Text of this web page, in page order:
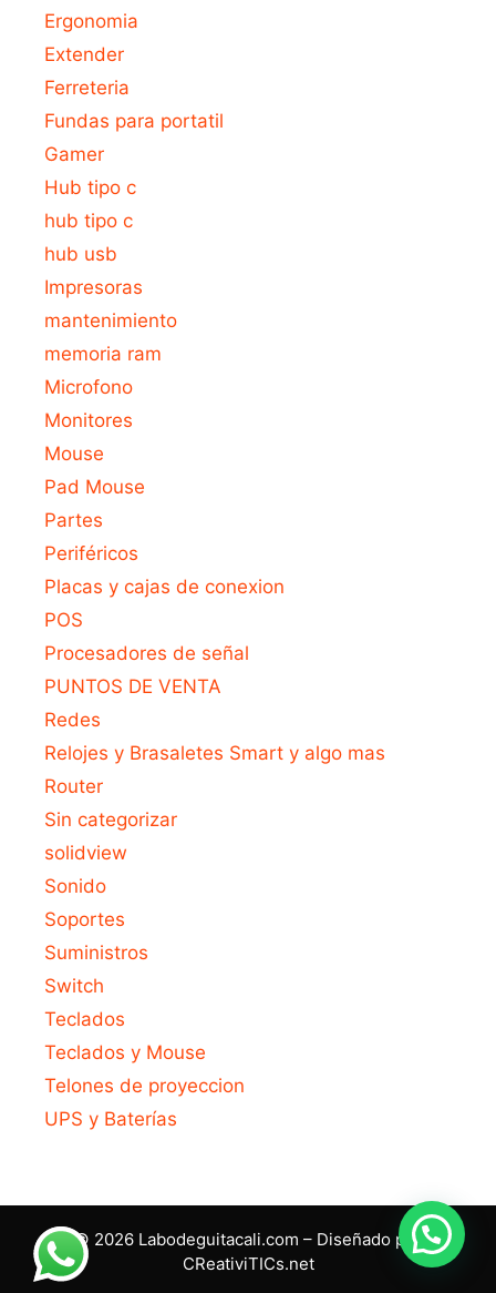
Ergonomia
Extender
Ferreteria
Fundas para portatil
Gamer
Hub tipo c
hub tipo c
hub usb
Impresoras
mantenimiento
memoria ram
Microfono
Monitores
Mouse
Pad Mouse
Partes
Periféricos
Placas y cajas de conexion
POS
Procesadores de señal
PUNTOS DE VENTA
Redes
Relojes y Brasaletes Smart y algo mas
Router
Sin categorizar
solidview
Sonido
Soportes
Suministros
Switch
Teclados
Teclados y Mouse
Telones de proyeccion
UPS y Baterías
© 2026 Labodeguitacali.com – Diseñado por
CReativiTICs.net